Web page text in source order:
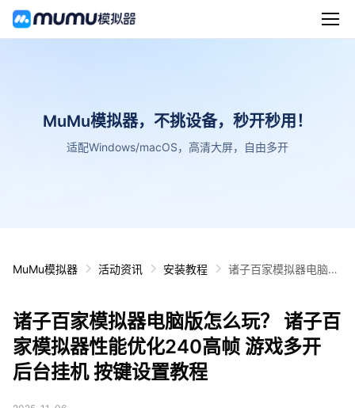
MuMu模拟器，不挑设备，秒开秒用！
适配Windows/macOS，高清大屏，自由多开
MuMu模拟器 活动资讯 安装教程
诸子百家模拟器电脑版
戏多开 后台挂机 按键
设置教程
诸子百家模拟器电脑版怎么玩？ 诸子百
家模拟器性能优化240高帧 游戏多开
后台挂机 按键设置教程